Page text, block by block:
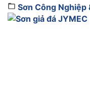
hỏa hoạn. Vậy lựa
Cách chọn như thế
Sơn Công Nghiệp